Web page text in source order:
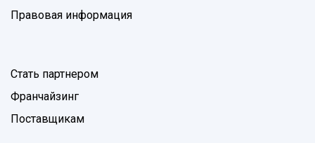
Правовая информация
Стать партнером
Франчайзинг
Поставщикам